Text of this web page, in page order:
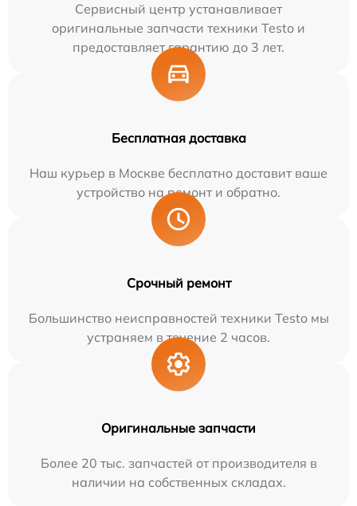
Сервисный центр устанавливает
оригинальные запчасти техники Testo и
предоставляет гарантию до 3 лет.
Бесплатная доставка
Наш курьер в Москве бесплатно доставит ваше
устройство на ремонт и обратно.
Срочный ремонт
Большинство неисправностей техники Testo мы
устраняем в течение 2 часов.
Оригинальные запчасти
Более 20 тыс. запчастей от производителя в
наличии на собственных складах.